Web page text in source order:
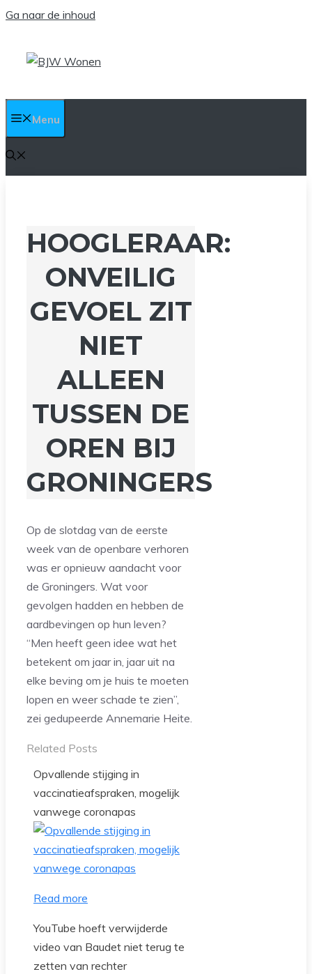
Ga naar de inhoud
Menu
HOOGLERAAR:
ONVEILIG
GEVOEL ZIT
NIET
ALLEEN
TUSSEN DE
OREN BIJ
GRONINGERS
Op de slotdag van de eerste
week van de openbare verhoren
was er opnieuw aandacht voor
de Groningers. Wat voor
gevolgen hadden en hebben de
aardbevingen op hun leven?
“Men heeft geen idee wat het
betekent om jaar in, jaar uit na
elke beving om je huis te moeten
lopen en weer schade te zien”,
zei gedupeerde Annemarie Heite.
Related Posts
Opvallende stijging in
vaccinatieafspraken, mogelijk
vanwege coronapas
Read more
YouTube hoeft verwijderde
video van Baudet niet terug te
zetten van rechter